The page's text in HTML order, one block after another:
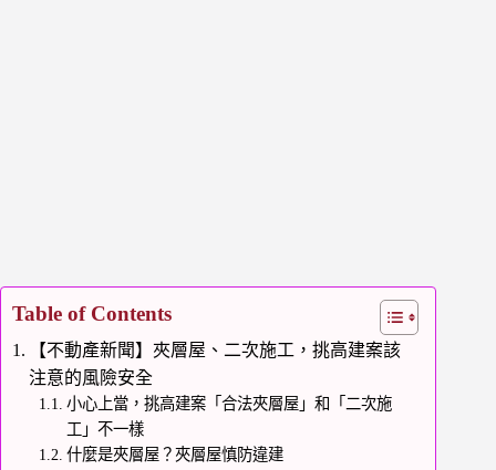
Table of Contents
【不動產新聞】夾層屋、二次施工，挑高建案該
注意的風險安全
小心上當，挑高建案「合法夾層屋」和「二次施
工」不一樣
什麼是夾層屋？夾層屋慎防違建